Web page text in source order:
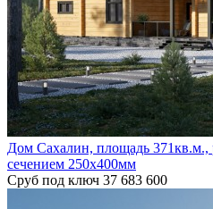
Дом Сахалин, площадь 371кв.м.,
сечением 250х400мм
Сруб под ключ 37 683 600